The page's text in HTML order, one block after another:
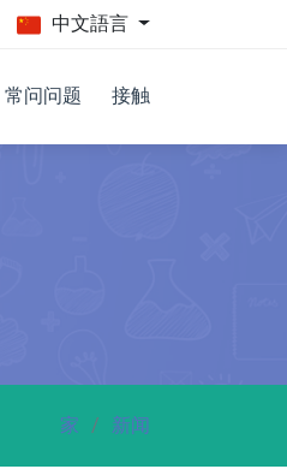
中文語言
常问问题 接触
家 新闻